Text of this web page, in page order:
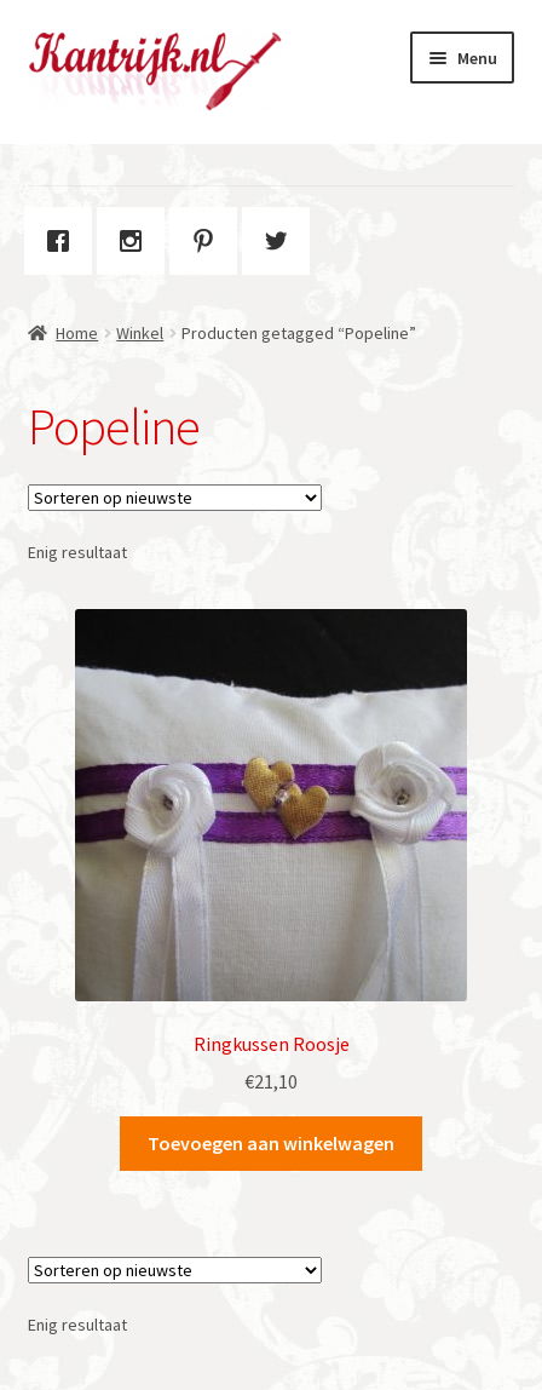
Ga
door
Ga
naar
Menu
Contact
Home Winkel Producten getagged “Popeline”
Popeline
Enig resultaat
Ringkussen Roosje
€21,10
Toevoegen aan winkelwagen
Enig resultaat